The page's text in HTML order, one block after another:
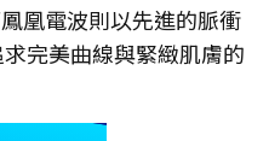
凰電波則以先進的脈衝
完美曲線與緊緻肌膚的